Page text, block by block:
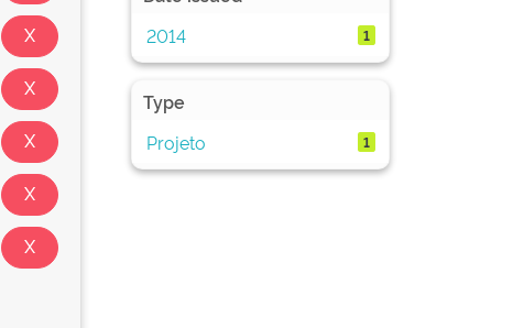
2014
1
Type
Projeto
1